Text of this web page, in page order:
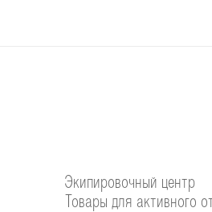
Экипировочный центр
Товары для активного